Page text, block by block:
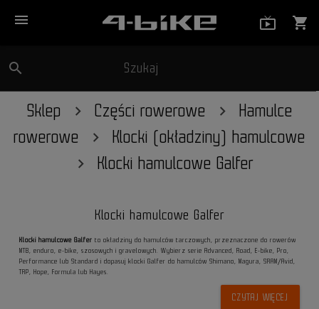
menu shopping_cart
search Szukaj
Sklep Części rowerowe
Hamulce
rowerowe
Klocki (okładziny) hamulcowe
Klocki hamulcowe Galfer
Klocki hamulcowe Galfer
Klocki hamulcowe Galfer to okładziny do hamulców tarczowych, przeznaczone do rowerów
MTB, enduro, e-bike, szosowych i gravelowych. Wybierz serie Advanced, Road, E-bike, Pro,
Performance lub Standard i dopasuj klocki Galfer do hamulców Shimano, Magura, SRAM/Avid,
TRP, Hope, Formula lub Hayes.
CZYTAJ WIĘCEJ